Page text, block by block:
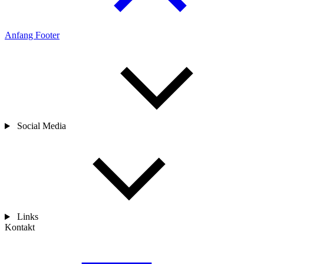
Anfang Footer
Social Media
Links
Kontakt